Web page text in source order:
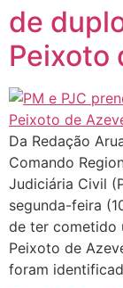
de
Peixoto
Da Redação
Comando
Judiciária Civil
segunda-feira
de ter cometido
Peixoto de
foram